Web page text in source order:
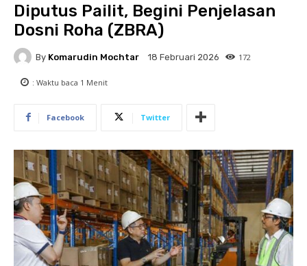
Diputus Pailit, Begini Penjelasan
Dosni Roha (ZBRA)
By Komarudin Mochtar 18 Februari 2026 172
: Waktu baca 1 Menit
Facebook Twitter